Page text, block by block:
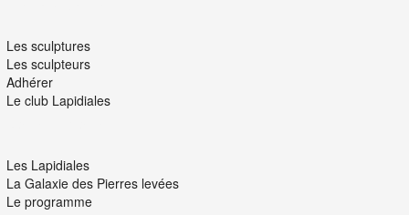
Les sculptures
Les sculpteurs
Adhérer
Le club Lapidiales
Les Lapidiales
La Galaxie des Pierres levées
Le programme